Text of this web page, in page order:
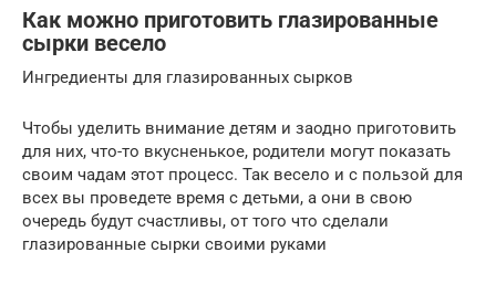
Как можно приготовить глазированные
сырки весело
Ингредиенты для глазированных сырков
Чтобы уделить внимание детям и заодно приготовить
для них, что-то вкусненькое, родители могут показать
своим чадам этот процесс. Так весело и с пользой для
всех вы проведете время с детьми, а они в свою
очередь будут счастливы, от того что сделали
глазированные сырки своими руками